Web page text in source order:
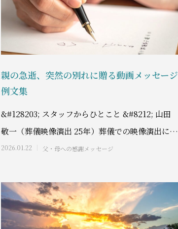
親の急逝、突然の別れに贈る動画メッセージ
例文集
&#128203; スタッフからひとこと &#8212; 山田
敬一（葬儀映像演出 25年）葬儀での映像演出に25
年間携わってきた私は、メ
2026.01.22 父・母への感謝メッセージ